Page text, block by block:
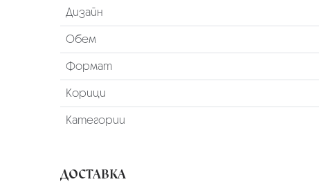
Дизайн
Обем
Формат
Корици
Категории
ДОСТАВКА